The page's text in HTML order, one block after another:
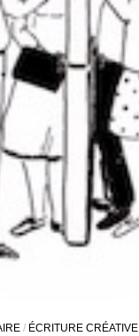
/ ÉCRITURE CRÉATIVE